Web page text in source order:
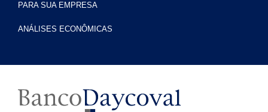
PARA SUA EMPRESA
ANÁLISES ECONÔMICAS